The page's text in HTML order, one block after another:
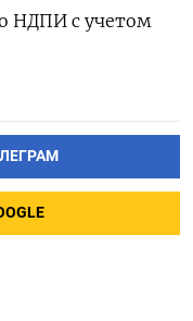
НДПИ с учетом